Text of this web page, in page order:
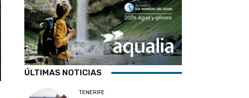
ÚLTIMAS NOTICIAS
TENERIFE